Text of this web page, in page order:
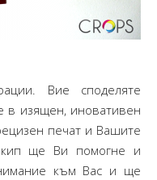
Вие споделяте
в изящен, иновативен
печат и Вашите
ще Ви помогне и
към Вас и ще